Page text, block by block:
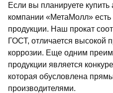
Если вы планируете
компании «МетаМолл»
продукции. Наш прокат
ГОСТ, отличается высокой
коррозии. Еще одним
продукции является
которая обусловлена
производителями.